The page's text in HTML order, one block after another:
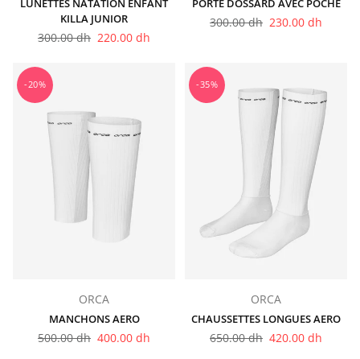
LUNETTES NATATION ENFANT
KILLA JUNIOR
Prix
300.00 dh 220.00 dh
PORTE DOSSARD AVEC POCHE
Prix
300.00 dh 230.00 dh
-20%
ORCA
MANCHONS AERO
Prix
500.00 dh 400.00 dh
-35%
ORCA
CHAUSSETTES LONGUES AERO
Prix
650.00 dh 420.00 dh